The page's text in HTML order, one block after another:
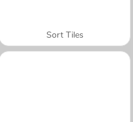
Sort Tiles